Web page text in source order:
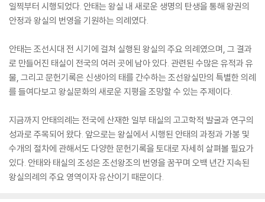
일찍부터 시행되었다. 안태는 왕실 내 새로운 생명의 탄생을 통해 왕권의
안정과 왕실의 번영을 기원하는 의례였다.
안태는 조선시대 전 시기에 걸쳐 실행된 왕실의 주요 의례였으며, 그 결과
로 만들어진 태실이 전국의 여러 곳에 남아 있다. 관련된 수많은 유적과 유
물, 그리고 문헌기록은 신생아의 태를 간수하는 조선왕실만의 특별한 의례
를 들여다보고 왕실문화의 새로운 지평을 조망할 수 있는 주제이다.
지금까지 안태의례는 전국에 산재한 일부 태실의 고고학적 발굴과 연구의
성과로 주목되어 왔다. 앞으로는 왕실에서 시행된 안태의 과정과 가봉 및
수개의 절차에 관해서도 다양한 문헌기록을 토대로 자세히 살펴볼 필요가
있다. 안태와 태실의 조성은 조선왕조의 번영을 꿈꾸며 오백 년간 지속된
왕실의례의 주요 영역이자 유산이기 때문이다.